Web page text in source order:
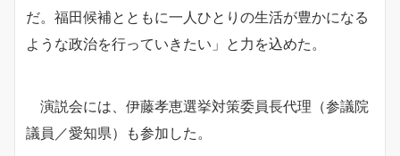
だ。福田候補とともに一人ひとりの生活が豊かになる
ような政治を行っていきたい」と力を込めた。
演説会には、伊藤孝恵選挙対策委員長代理（参議院
議員／愛知県）も参加した。